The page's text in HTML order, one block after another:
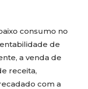
consumo no
de
a venda de
receita,
com a